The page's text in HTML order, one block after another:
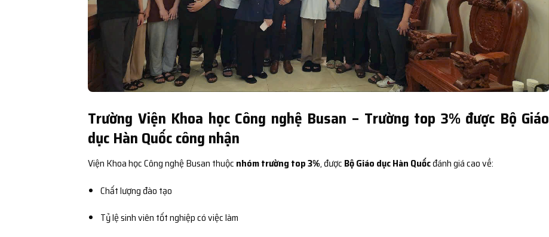
Trường Viện Khoa học Công nghệ Busan – Trường top 3% được Bộ Giáo
dục Hàn Quốc công nhận
Viện Khoa học Công nghệ Busan thuộc nhóm trường top 3%, được Bộ Giáo dục Hàn Quốcđánh giá cao về:
Chất lượng đào tạo
Tỷ lệ sinh viên tốt nghiệp có việc làm